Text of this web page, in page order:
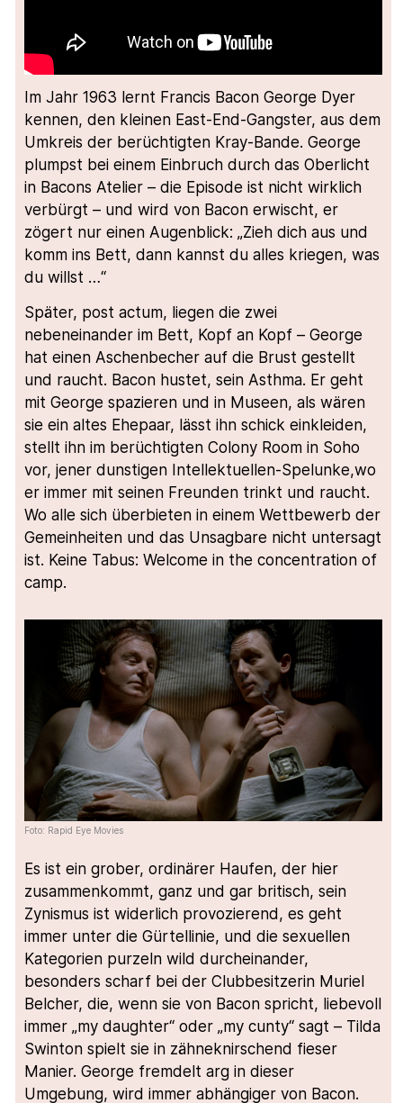
Im Jahr 1963 lernt Francis Bacon George Dyer
kennen, den kleinen East-End-Gangster, aus dem
Umkreis der berüchtigten Kray-Bande. George
plumpst bei einem Einbruch durch das Oberlicht
in Bacons Atelier – die Episode ist nicht wirklich
verbürgt – und wird von Bacon erwischt, er
zögert nur einen Augenblick: „Zieh dich aus und
komm ins Bett, dann kannst du alles kriegen, was
du willst …“
Später, post actum, liegen die zwei
nebeneinander im Bett, Kopf an Kopf – George
hat einen Aschenbecher auf die Brust gestellt
und raucht. Bacon hustet, sein Asthma. Er geht
mit George spazieren und in Museen, als wären
sie ein altes Ehepaar, lässt ihn schick einkleiden,
stellt ihn im berüchtigten Colony Room in Soho
vor, jener dunstigen Intellektuellen-Spelunke,wo
er immer mit seinen Freunden trinkt und raucht.
Wo alle sich überbieten in einem Wettbewerb der
Gemeinheiten und das Unsagbare nicht untersagt
ist. Keine Tabus: Welcome in the concentration of
camp.
Foto: Rapid Eye Movies
Es ist ein grober, ordinärer Haufen, der hier
zusammenkommt, ganz und gar britisch, sein
Zynismus ist widerlich provozierend, es geht
immer unter die Gürtellinie, und die sexuellen
Kategorien purzeln wild durcheinander,
besonders scharf bei der Clubbesitzerin Muriel
Belcher, die, wenn sie von Bacon spricht, liebevoll
immer „my daughter“ oder „my cunty“ sagt – Tilda
Swinton spielt sie in zähneknirschend fieser
Manier. George fremdelt arg in dieser
Umgebung, wird immer abhängiger von Bacon.